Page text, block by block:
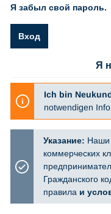
Я забыл свой пароль.
Вход
Я
Ich bin
notwendigen
Указание: Наши
коммерческих
Гражданского
правила и